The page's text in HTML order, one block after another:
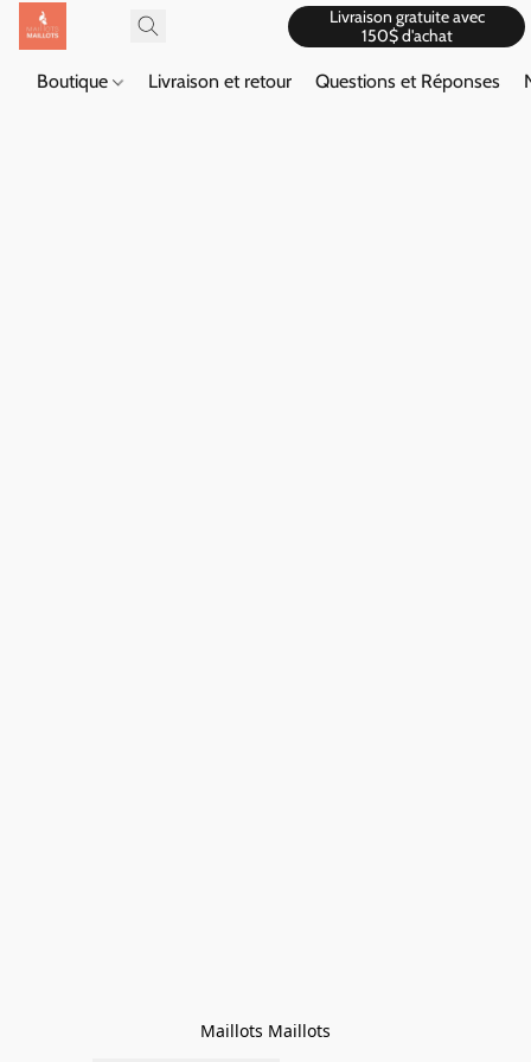
Livraison gratuite avec
150$ d'achat
Boutique Livraison et retour Questions et Réponses
Maillots Maillots